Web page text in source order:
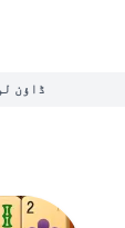
ڈاؤن